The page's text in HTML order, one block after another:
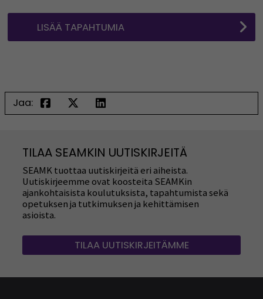
LISÄÄ TAPAHTUMIA
Jaa:
TILAA SEAMKIN UUTISKIRJEITÄ
SEAMK tuottaa uutiskirjeitä eri aiheista.
Uutiskirjeemme ovat koosteita SEAMKin
ajankohtaisista koulutuksista, tapahtumista sekä
opetuksen ja tutkimuksen ja kehittämisen
asioista.
TILAA UUTISKIRJEITÄMME